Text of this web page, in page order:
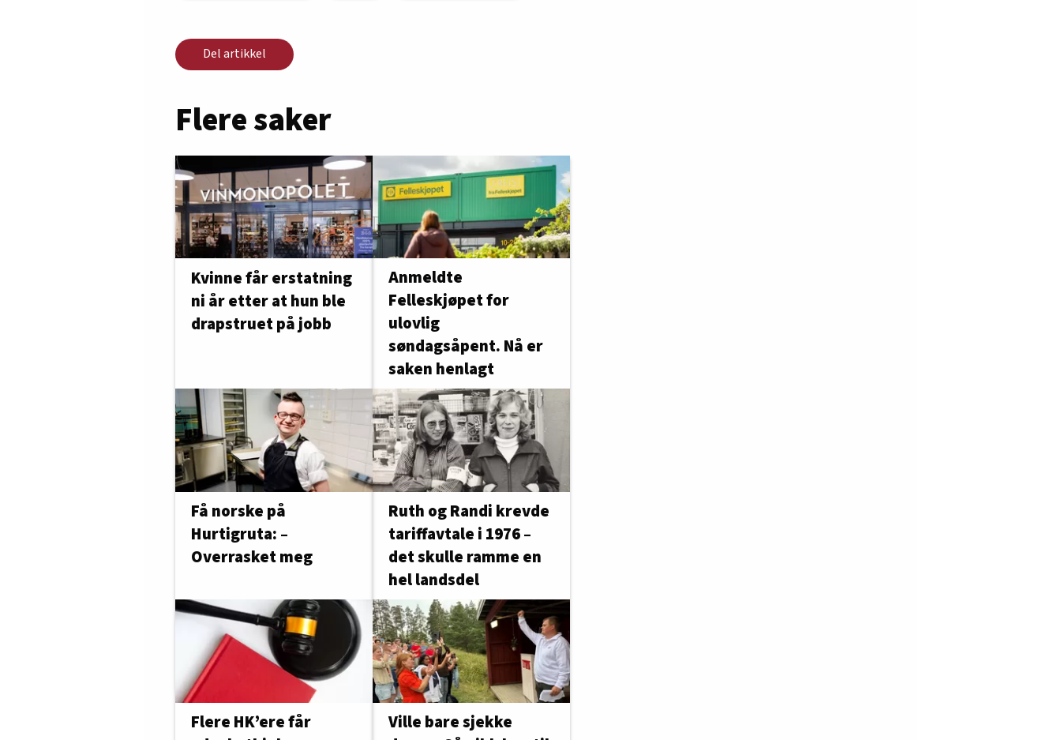
Del artikkel
Flere saker
Kvinne får erstatning
ni år etter at hun ble
drapstruet på jobb
Anmeldte
Felleskjøpet for
ulovlig
søndagsåpent. Nå er
saken henlagt
Få norske på
Hurtigruta: –
Overrasket meg
Ruth og Randi krevde
tariffavtale i 1976 –
det skulle ramme en
hel landsdel
Flere HK’ere får
Ville bare sjekke